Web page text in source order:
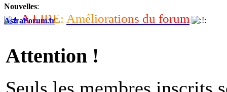
Nouvelles:
A LIRE: Améliorations du forum
AstraForum.fr
Attention !